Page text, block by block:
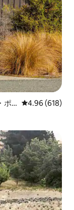
ポ
レビュー618
4.96 (618)